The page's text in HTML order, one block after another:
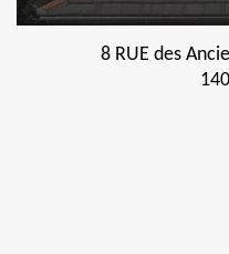
8 RUE des